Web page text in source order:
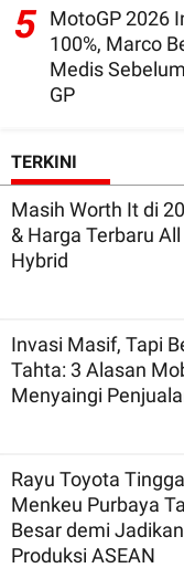
5 MotoGP 2026
100%, Marco
Medis
GP
TERKINI
Masih Worth It di
& Harga Terbaru
Hybrid
Invasi Masif, Tapi
Tahta: 3 Alasan
Menyaingi
Rayu Toyota
Menkeu Purbaya
Besar demi
Produksi ASEAN